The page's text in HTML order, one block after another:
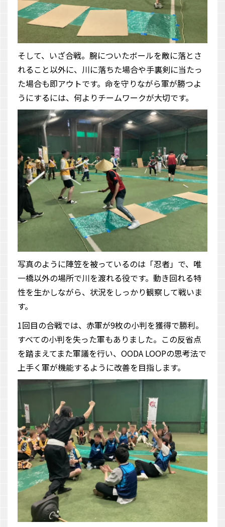
そして、いざ合戦。腕についたボールを敵に落とさ
れること以外に、川に落ちた場合や手裏剣に当たっ
た場合も即アウトです。命を守りながら軍が勝つよ
うにするには、何よりチームワークが大切です。
写真のように陣笠を被っているのは「忍者」で、唯
一橋以外の場所で川を渡れる役です。動き回れる特
性を生かしながら、状況をしっかり観察して戦いま
す。
1回目の合戦では、赤軍が9枚の小判を獲得で勝利。
すべての小判を失った軍もありました。この反省点
を踏まえてまた軍議を行い、OODA LOOPの思考法で
上手く軍が機能するように改善を目指します。